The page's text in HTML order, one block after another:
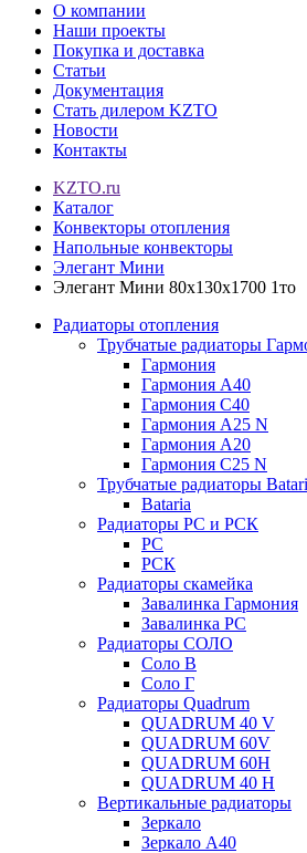
О компании
Наши проекты
Покупка и доставка
Статьи
Документация
Стать дилером KZTO
Новости
Контакты
KZTO.ru
Каталог
Конвекторы отопления
Напольные конвекторы
Элегант Мини
Элегант Мини 80x130x1700 1то
Радиаторы отопления
Трубчатые радиаторы
Гармония
Гармония А40
Гармония С40
Гармония А25 N
Гармония А20
Гармония С25 N
Трубчатые радиаторы
Bataria
Радиаторы РС и РСК
РС
РСК
Радиаторы скамейка
Завалинка Гармония
Завалинка РС
Радиаторы СОЛО
Соло В
Соло Г
Радиаторы Quadrum
QUADRUM 40 V
QUADRUM 60V
QUADRUM 60H
QUADRUM 40 H
Вертикальные радиаторы
Зеркало
Зеркало А40